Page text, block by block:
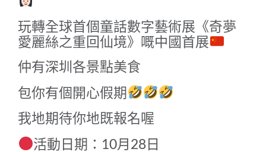
玩轉全球首個童話數字藝術展《奇夢
愛麗絲之重回仙境》
嘅中國首展
仲有深圳各景點美食
包你有個開心假期
我地期待你地既報名喔
活動日期：10月28日